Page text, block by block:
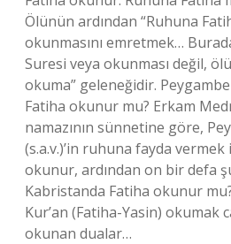
Ölünün ardından “Ruhuna
okunmasını emretmek…
Suresi veya okunması değil,
okuma” geleneğidir.
Fatiha okunur mu? Erkam
namazının sünnetine göre,
(s.a.v.)’in ruhuna fayda
okunur, ardından on bir defa
Kabristanda Fatiha okunur
Kur’an (Fatiha-Yasin) okumak
okunan dualar…